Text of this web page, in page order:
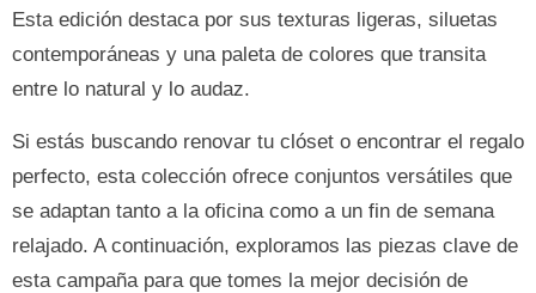
Esta edición destaca por sus texturas ligeras, siluetas
contemporáneas y una paleta de colores que transita
entre lo natural y lo audaz.
Si estás buscando renovar tu clóset o encontrar el regalo
perfecto, esta colección ofrece conjuntos versátiles que
se adaptan tanto a la oficina como a un fin de semana
relajado. A continuación, exploramos las piezas clave de
esta campaña para que tomes la mejor decisión de